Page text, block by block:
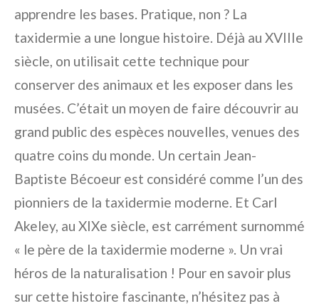
apprendre les bases. Pratique, non ? La
taxidermie a une longue histoire. Déjà au XVIIIe
siècle, on utilisait cette technique pour
conserver des animaux et les exposer dans les
musées. C’était un moyen de faire découvrir au
grand public des espèces nouvelles, venues des
quatre coins du monde. Un certain Jean-
Baptiste Bécoeur est considéré comme l’un des
pionniers de la taxidermie moderne. Et Carl
Akeley, au XIXe siècle, est carrément surnommé
« le père de la taxidermie moderne ». Un vrai
héros de la naturalisation ! Pour en savoir plus
sur cette histoire fascinante, n’hésitez pas à